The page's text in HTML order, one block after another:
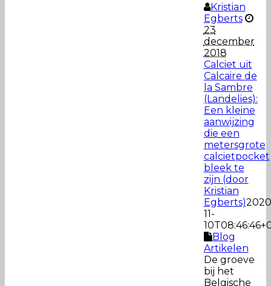
Kristian
Egberts
23
december
2018
Calciet uit
Calcaire de
la Sambre
(Landelies):
Een kleine
aanwijzing
die een
metersgrote
calcietpocket
bleek te
zijn (door
Kristian
Egberts)
11-
Blog
Artikelen
De groeve
bij het
Belgische